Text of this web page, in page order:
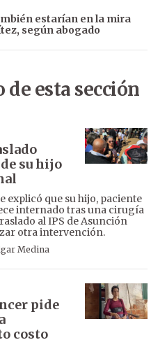
estarían en la mira
según abogado
esta sección
su hijo
explicó que su hijo, paciente
internado tras una cirugía
al IPS de Asunción
otra intervención.
Medina
pide
costo